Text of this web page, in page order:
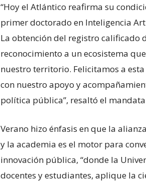
“Hoy el Atlántico reafirma su
primer doctorado en Inteligencia
La obtención del registro calificado
reconocimiento a un ecosistema
nuestro territorio. Felicitamos a
con nuestro apoyo y
política pública”, resaltó el
Verano hizo énfasis en que la
y la academia es el motor para
innovación pública, “donde la
docentes y estudiantes, aplique la